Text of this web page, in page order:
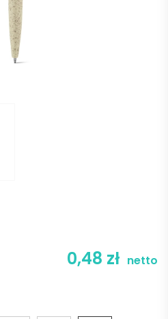
0,48 zł netto